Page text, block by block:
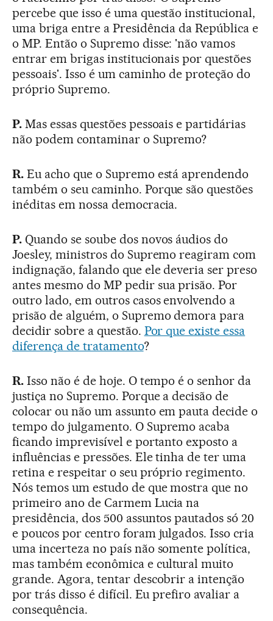
percebe que isso é uma questão institucional,
uma briga entre a Presidência da República e
o MP. Então o Supremo disse: 'não vamos
entrar em brigas institucionais por questões
pessoais'. Isso é um caminho de proteção do
próprio Supremo.
P.Mas essas questões pessoais e partidárias
não podem contaminar o Supremo?
R.Eu acho que o Supremo está aprendendo
também o seu caminho. Porque são questões
inéditas em nossa democracia.
P.Quando se soube dos novos áudios do
Joesley, ministros do Supremo reagiram com
indignação, falando que ele deveria ser preso
antes mesmo do MP pedir sua prisão. Por
outro lado, em outros casos envolvendo a
prisão de alguém, o Supremo demora para
decidir sobre a questão. Por que existe essa
diferença de tratamento?
R.Isso não é de hoje. O tempo é o senhor da
justiça no Supremo. Porque a decisão de
colocar ou não um assunto em pauta decide o
tempo do julgamento. O Supremo acaba
ficando imprevisível e portanto exposto a
influências e pressões. Ele tinha de ter uma
retina e respeitar o seu próprio regimento.
Nós temos um estudo de que mostra que no
primeiro ano de Carmem Lucia na
presidência, dos 500 assuntos pautados só 20
e poucos por centro foram julgados. Isso cria
uma incerteza no país não somente política,
mas também econômica e cultural muito
grande. Agora, tentar descobrir a intenção
por trás disso é difícil. Eu prefiro avaliar a
consequência.